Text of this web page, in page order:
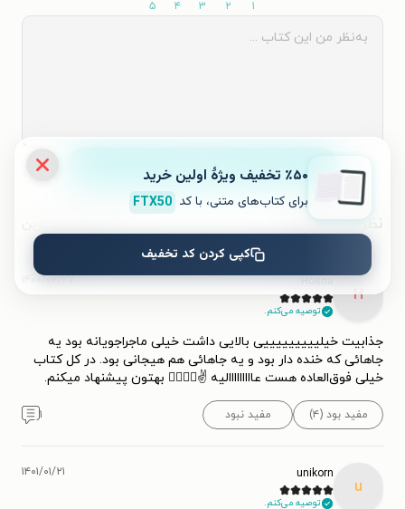
۱ ۲ ۳ ۴ ۵
ثبت نظر
نظرات کاربران
H
Hosna
توصیه می‌کنم.
۱۴۰۰/۰۶/۲۷
جذابیت خیلیییییییییی بالایی داشت خیلی ماجراجویانه بود یه
جاهائی که خنده دار بود و یه جاهائی هم هیجانی بود. در کل کتاب
خیلی فوق‌العاده هست عااااااااالیه ✌️👌🏻👌🏻 بهتون پیشنهاد میکنم.
مفید بود (۴) مفید نبود ۱
u
unikorn
توصیه می‌کنم.
۱۴۰۱/۰۱/۲۱
٪۵۰ تخفیف ویژۀ اولین خرید
برای کتاب‌های متنی، با کد FTX50
کپی کردن کد تخفیف